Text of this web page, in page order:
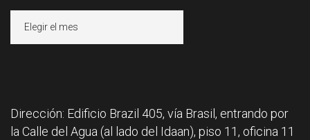
Dirección: Edificio Brazil 405, vía Brasil, entrando por
la Calle del Agua (al lado del Idaan), piso 11, oficina 11